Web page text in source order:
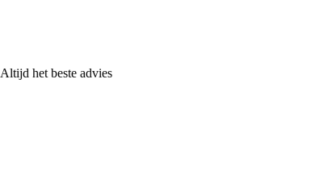
Altijd het beste advies